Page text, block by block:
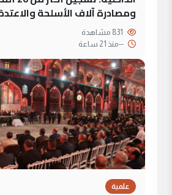
ومصادرة آلاف الأسلحة
--منذ 21 ساعة
علمية